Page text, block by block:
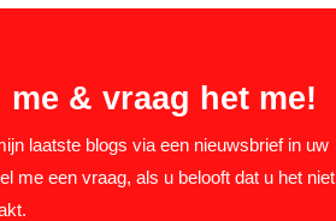
me & vraag het me!
laatste blogs via een nieuwsbrief in uw
me een vraag, als u belooft dat u het niet